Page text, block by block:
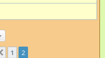
Пред.
1 2